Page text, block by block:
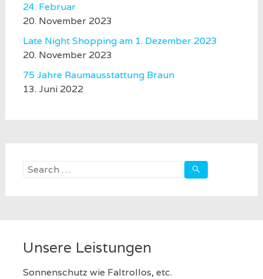
24. Februar
20. November 2023
Late Night Shopping am 1. Dezember 2023
20. November 2023
75 Jahre Raumausstattung Braun
13. Juni 2022
Search
Unsere Leistungen
Sonnenschutz wie Faltrollos, etc.